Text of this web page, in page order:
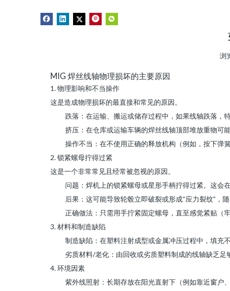
浏
["wechat","weibo","qzone","douban","email"]
MIG 焊丝线轴物理损坏的主要原因
1. 物理影响和不当操作
这是造成物理损坏的最直接和常见的原因。
跌落：在运输、搬运或储存过程中，如果线轴跌落，
挤压：在仓库或运输车辆的焊丝线轴顶部堆放重物可
操作不当：在不使用正确的释放机构（例如，按下弹
2. 锁紧螺母拧得过紧
这是一个非常常见且经常被忽视的原因。
问题：焊机上的锁紧螺母或星形手柄拧得过紧。这会
后果：这可能导致轮毂立即破裂或形成“应力裂纹”，
正确做法：只需用手拧紧固定螺母，直至感觉紧贴（
3. 材料和制造缺陷
制造缺陷：在塑料注射成型或金属冲压过程中，填充
劣质材料/老化：由回收或劣质塑料制成的线轴缺乏足
4. 环境因素
紫外线照射：长期存放在阳光直射下（例如靠近窗户